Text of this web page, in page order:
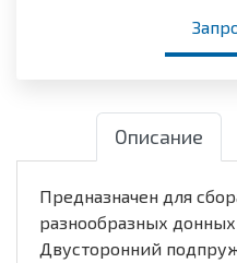
Описание
Предназначен для
разнообразных
Двусторонний